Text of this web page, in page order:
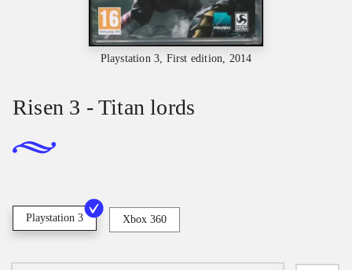
Playstation 3, First edition, 2014
Risen 3 - Titan lords
Playstation 3 Xbox 360